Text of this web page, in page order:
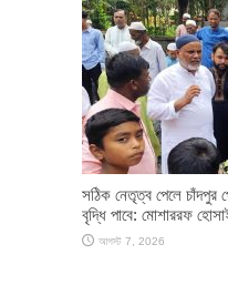
সঠিক নেতৃত্ব পেলে চাঁদপুর
বৃদ্ধি পাবে: মোশাররফ
আগস্ট 7, 2026